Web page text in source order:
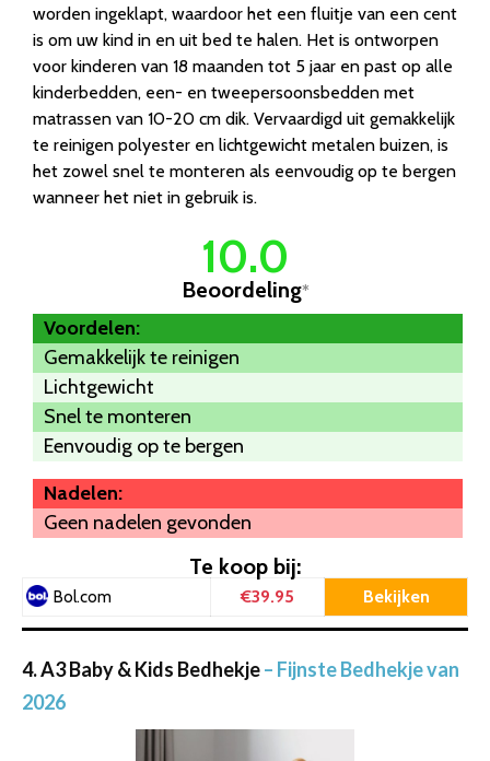
worden ingeklapt, waardoor het een fluitje van een cent
is om uw kind in en uit bed te halen. Het is ontworpen
voor kinderen van 18 maanden tot 5 jaar en past op alle
kinderbedden, een- en tweepersoonsbedden met
matrassen van 10-20 cm dik. Vervaardigd uit gemakkelijk
te reinigen polyester en lichtgewicht metalen buizen, is
het zowel snel te monteren als eenvoudig op te bergen
wanneer het niet in gebruik is.
10.0
Beoordeling*
Voordelen:
Gemakkelijk te reinigen
Lichtgewicht
Snel te monteren
Eenvoudig op te bergen
Nadelen:
Geen nadelen gevonden
Te koop bij:
Bol.com €39.95 Bekijken
4. A3 Baby & Kids Bedhekje– Fijnste Bedhekje van
2026